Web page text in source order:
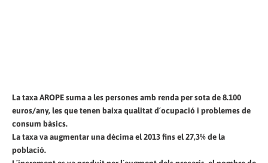
La taxa AROPE suma a les persones amb renda per sota de 8.100
euros/any, les que tenen baixa qualitat d´ocupació i problemes de
consum bàsics.
La taxa va augmentar una dècima el 2013 fins el 27,3% de la
població.